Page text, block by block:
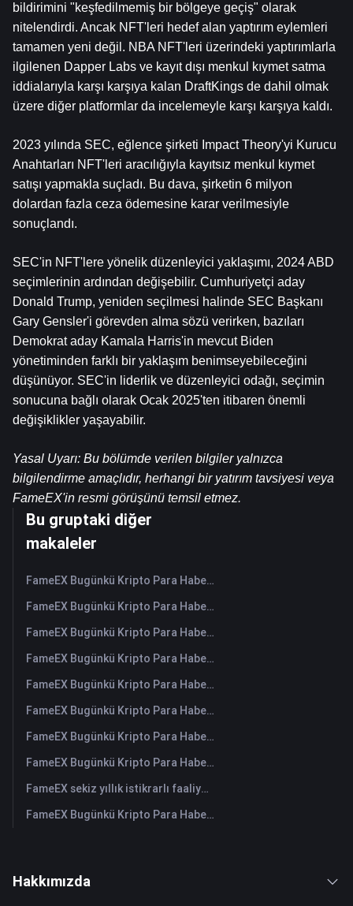
bildirimini "keşfedilmemiş bir bölgeye geçiş" olarak
nitelendirdi. Ancak NFT'leri hedef alan yaptırım eylemleri
tamamen yeni değil. NBA NFT'leri üzerindeki yaptırımlarla
ilgilenen Dapper Labs ve kayıt dışı menkul kıymet satma
iddialarıyla karşı karşıya kalan DraftKings de dahil olmak
üzere diğer platformlar da incelemeyle karşı karşıya kaldı.
2023 yılında SEC, eğlence şirketi Impact Theory'yi Kurucu
Anahtarları NFT'leri aracılığıyla kayıtsız menkul kıymet
satışı yapmakla suçladı. Bu dava, şirketin 6 milyon
dolardan fazla ceza ödemesine karar verilmesiyle
sonuçlandı.
SEC'in NFT'lere yönelik düzenleyici yaklaşımı, 2024 ABD
seçimlerinin ardından değişebilir. Cumhuriyetçi aday
Donald Trump, yeniden seçilmesi halinde SEC Başkanı
Gary Gensler'i görevden alma sözü verirken, bazıları
Demokrat aday Kamala Harris'in mevcut Biden
yönetiminden farklı bir yaklaşım benimseyebileceğini
düşünüyor. SEC'in liderlik ve düzenleyici odağı, seçimin
sonucuna bağlı olarak Ocak 2025'ten itibaren önemli
değişiklikler yaşayabilir.
Yasal Uyarı: Bu bölümde verilen bilgiler yalnızca
bilgilendirme amaçlıdır, herhangi bir yatırım tavsiyesi veya
FameEX'in resmi görüşünü temsil etmez.
Bu gruptaki diğer
makaleler
FameEX Bugünkü Kripto Para Haberleri Özeti | 7 Ağustos 2026
FameEX Bugünkü Kripto Para Haberleri Özeti | 6 Ağustos 2026
FameEX Bugünkü Kripto Para Haberleri Özeti | 5 Ağustos 2026
FameEX Bugünkü Kripto Para Haberleri Özeti | 4 Ağustos 2026
FameEX Bugünkü Kripto Para Haberleri Özeti | 3 Ağustos 2026
FameEX Bugünkü Kripto Para Haberleri Özeti | 31 Temmuz 2026
FameEX Bugünkü Kripto Para Haberleri Özeti | 30 Temmuz 2026
FameEX Bugünkü Kripto Para Haberleri Özeti | 29 Temmuz 2026
FameEX sekiz yıllık istikrarlı faaliyetleri ve küresel büyümesiyle kullanıcı güvenini güçlendiriyor
FameEX Bugünkü Kripto Para Haberleri Özeti | 28 Temmuz 2026
Hakkımızda